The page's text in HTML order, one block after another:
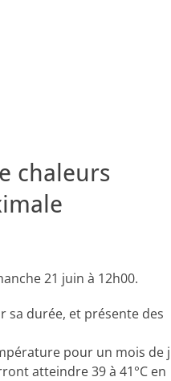
chaleurs
21 juin à 12h00.
sa durée, et présente des
pour un mois de
atteindre 39 à 41°C en